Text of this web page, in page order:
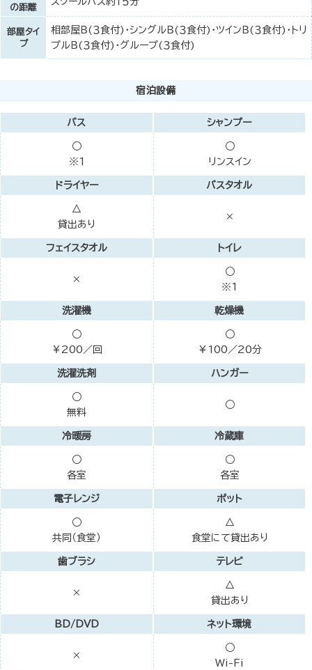
の距離
部屋タイ
プ
相部屋Ｂ(３食付)・シングルＢ(３食付)・ツインＢ(３食付)・トリ
プルＢ(３食付)・グループ(３食付)
宿泊設備
バス
○
※1
シャンプー
○
リンスイン
ドライヤー
△
貸出あり
バスタオル
×
フェイスタオル
×
トイレ
○
※1
洗濯機
○
￥200／回
乾燥機
○
￥100／20分
洗濯洗剤
○
無料
ハンガー
○
冷暖房
○
各室
冷蔵庫
○
各室
電子レンジ
○
共同（食堂）
ポット
△
食堂にて貸出あり
歯ブラシ
×
テレビ
△
貸出あり
BD/DVD
×
ネット環境
○
Wi-Fi